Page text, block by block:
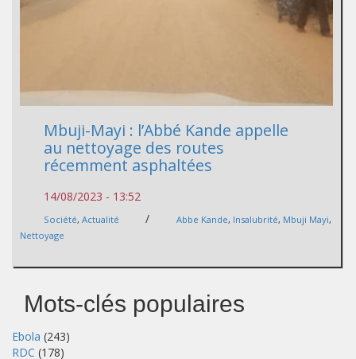
Mbuji-Mayi : l’Abbé Kande appelle
au nettoyage des routes
récemment asphaltées
14/08/2023 - 13:52
Société, Actualité / Abbe Kande, Insalubrité, Mbuji Mayi,
Nettoyage
Mots-clés populaires
Ebola (243)
RDC (178)